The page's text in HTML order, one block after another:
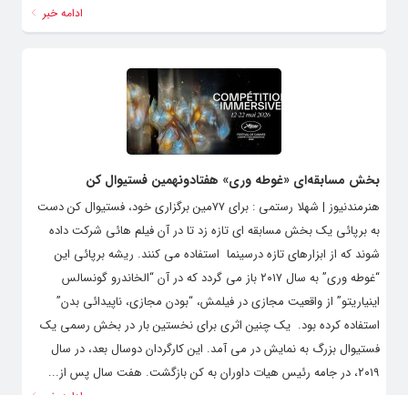
ادامه خبر
بخش مسابقه‌ای «غوطه وری» هفتادونهمین فستیوال کن
هنرمندنیوز | شهلا رستمی : برای ۷۷مین برگزاری خود، فستیوال کن دست
به برپائی یک بخش مسابقه ای تازه زد تا در آن فیلم هائی شرکت داده
شوند که از ابزارهای تازه درسینما استفاده می کنند. ریشه برپائی این
“غوطه وری” به سال ۲۰۱۷ باز می گردد که در آن “الخاندرو گونسالس
اینیاریتو” از واقعیت مجازی در فیلمش، “بودن مجازی، ناپیدائی بدن”
استفاده کرده بود. یک چنین اثری برای نخستین بار در بخش رسمی یک
فستیوال بزرگ به نمایش در می آمد. این کارگردان دوسال بعد، در سال
۲۰۱۹، در جامه رئیس هیات داوران به کن بازگشت. هفت سال پس از...